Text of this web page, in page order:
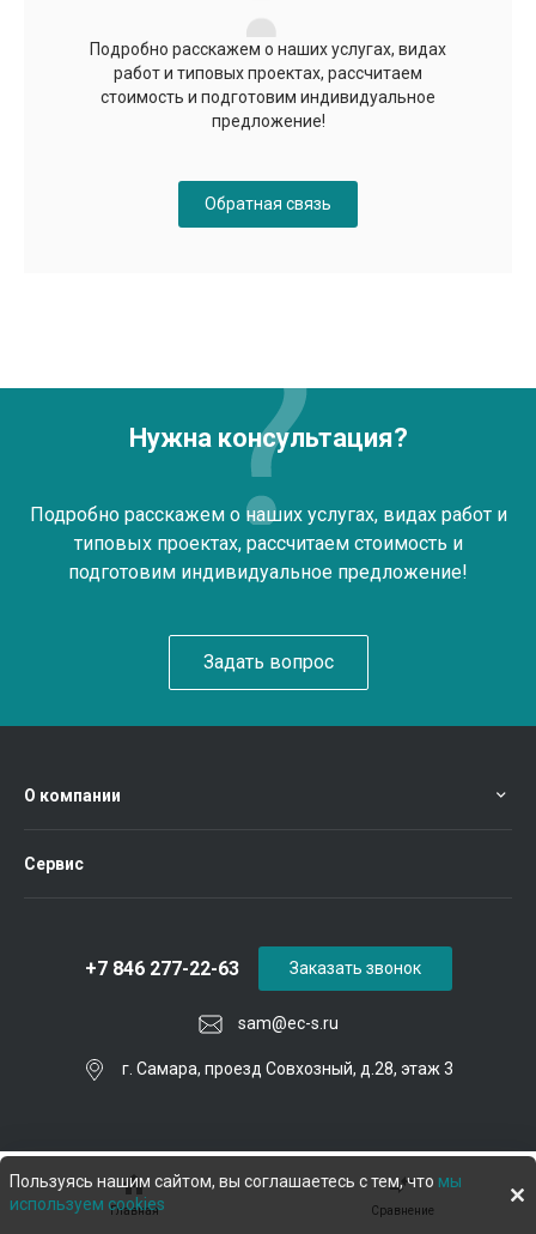
Главная Сравнение
Подробно расскажем о наших услугах, видах
работ и типовых проектах, рассчитаем
стоимость и подготовим индивидуальное
предложение!
Обратная связь
Нужна консультация?
Подробно расскажем о наших услугах, видах работ и
типовых проектах, рассчитаем стоимость и
подготовим индивидуальное предложение!
Задать вопрос
О компании
Сервис
sam@ec-s.ru
+7 846 277-22-63
г. Самара, проезд Совхозный, д.28, этаж 3
Заказать звонок
Пользуясь нашим сайтом, вы соглашаетесь с тем, что мы
используем cookies